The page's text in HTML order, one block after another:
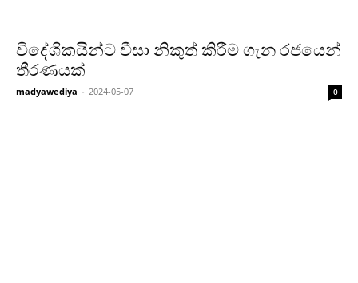
විදේශිකයින්ට වීසා නිකුත් කිරීම ගැන රජයෙන්
තීරණයක්
madyawediya - 2024-05-07 0